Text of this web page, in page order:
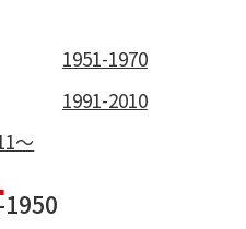
1951-1970
1991-2010
～